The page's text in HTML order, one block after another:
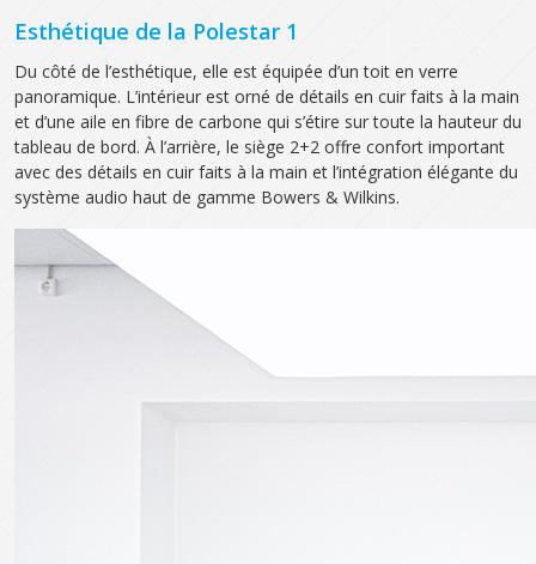
Esthétique de la Polestar 1
Du côté de l’esthétique, elle est équipée d’un toit en verre
panoramique. L’intérieur est orné de détails en cuir faits à la main
et d’une aile en fibre de carbone qui s’étire sur toute la hauteur du
tableau de bord. À l’arrière, le siège 2+2 offre confort important
avec des détails en cuir faits à la main et l’intégration élégante du
système audio haut de gamme Bowers & Wilkins.